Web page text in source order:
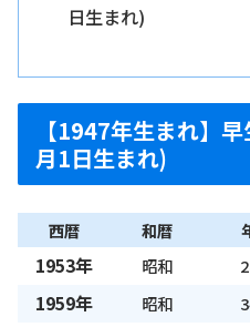
日生まれ)
【1947年生まれ】
月1日生まれ)
西暦 和暦
1953年 昭和
1959年 昭和